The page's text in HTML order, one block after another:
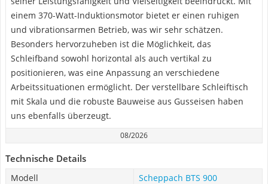
einem 370-Watt-Induktionsmotor bietet er einen ruhigen
und vibrationsarmen Betrieb, was wir sehr schätzen.
Besonders hervorzuheben ist die Möglichkeit, das
Schleifband sowohl horizontal als auch vertikal zu
positionieren, was eine Anpassung an verschiedene
Arbeitssituationen ermöglicht. Der verstellbare Schleiftisch
mit Skala und die robuste Bauweise aus Gusseisen haben
uns ebenfalls überzeugt.
08/2026
Technische Details
Modell
Scheppach BTS 900